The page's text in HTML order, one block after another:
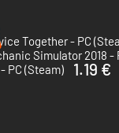
Together - PC
Simulator 2018 -
PC (Steam)
1.19 €